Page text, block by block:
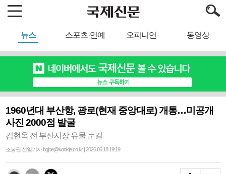
뉴스 스포츠·연예 오피니언 동영상
1960년대 부산항, 광로(현재 중앙대로) 개통…미공개
사진 2000점 발굴
김현옥 전 부산시장 유물 눈길
조봉권 선임기자 bgjoe@kookje.co.kr | 2026.06.18 19:19